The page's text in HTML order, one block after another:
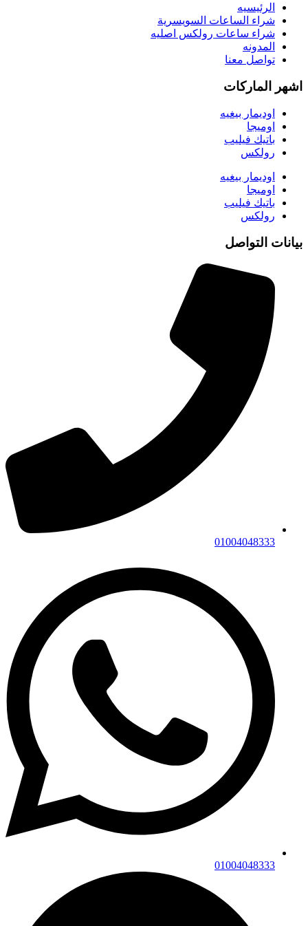
الرئيسيه
شراء الساعات السويسرية
شراء ساعات رولكس اصليه
المدونه
تواصل معنا
اشهر الماركات
اوديمار بيغيه
اوميجا
باتيك فيليب
رولكس
اوديمار بيغيه
اوميجا
باتيك فيليب
رولكس
بيانات التواصل
01004048333
01004048333